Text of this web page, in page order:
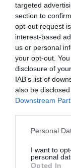
targeted
section to
opt-out request
interest-based
us or personal
your opt-out.
disclosure of
IAB’s list of
also be
Downstream
Please note
not limited to
grant or deny
Personal
I want to
personal
Opted In
Το
ασφάλειας των
απαραίτητα
μεθόδους,
ασφάλεια σας.
με τα
είναι
ηλεκτρονικού